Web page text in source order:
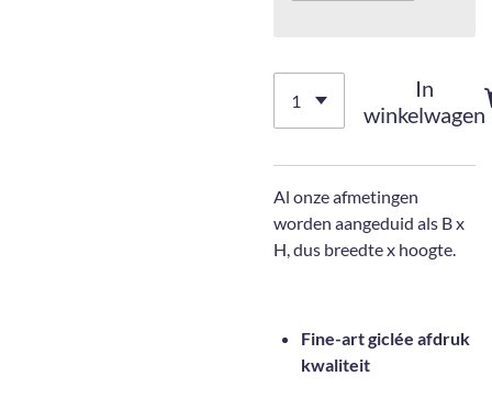
In
winkelwagen
Al onze afmetingen
worden aangeduid als B x
H, dus breedte x hoogte.
Fine-art giclée afdruk
kwaliteit